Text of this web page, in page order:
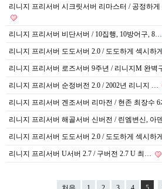
리니지 프리서버 시크릿서버 리마스터 / 공정하
리니지 프리서버 비단서버 / 10집행, 10방어구, 8…
리니지 프리서버 도도서버 2.0 / 도도하게 섹시하게
리니지 프리서버 로즈서버 9주년 / 리니지M 완벽
리니지 프리서버 순정버전 2.0 / 2002년 리니지 …
리니지 프리서버 겐조서버 리마전 / 현존 최장수
리니지 프리서버 해골서버 신버전 / 린엠변신, 아
리니지 프리서버 도도서버 2.0 / 도도하게 섹시하게
리니지 프리서버 U서버 2.7 / 구버전 2.7 U 최…